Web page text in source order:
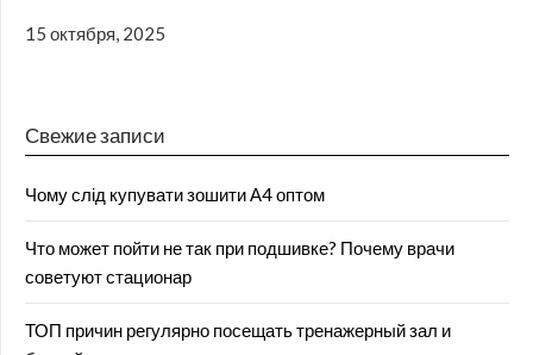
15 октября, 2025
Свежие записи
Чому слід купувати зошити А4 оптом
Что может пойти не так при подшивке? Почему врачи
советуют стационар
ТОП причин регулярно посещать тренажерный зал и